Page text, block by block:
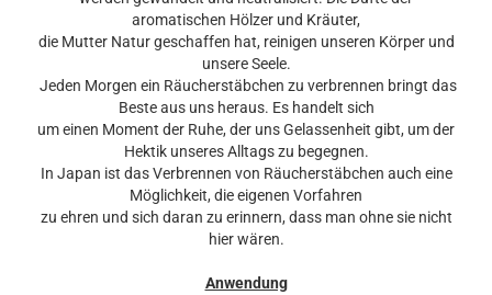
aromatischen Hölzer und Kräuter,
die Mutter Natur geschaffen hat, reinigen unseren Körper und
unsere Seele.
Jeden Morgen ein Räucherstäbchen zu verbrennen bringt das
Beste aus uns heraus. Es handelt sich
um einen Moment der Ruhe, der uns Gelassenheit gibt, um der
Hektik unseres Alltags zu begegnen.
In Japan ist das Verbrennen von Räucherstäbchen auch eine
Möglichkeit, die eigenen Vorfahren
zu ehren und sich daran zu erinnern, dass man ohne sie nicht
hier wären.
Anwendung